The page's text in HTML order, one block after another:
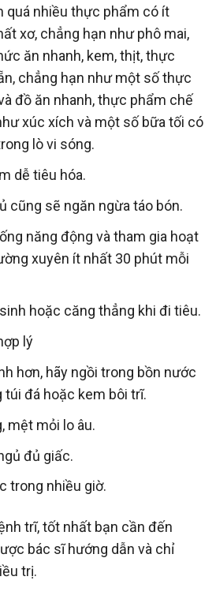
quá nhiều thực phẩm có ít
xơ, chẳng hạn như phô mai,
ăn nhanh, kem, thịt, thực
chẳng hạn như một số thực
đồ ăn nhanh, thực phẩm chế
xúc xích và một số bữa tối có
lò vi sóng.
dễ tiêu hóa.
cũng sẽ ngăn ngừa táo bón.
năng động và tham gia hoạt
xuyên ít nhất 30 phút mỗi
hoặc căng thẳng khi đi tiêu.
lý
hơn, hãy ngồi trong bồn nước
đá hoặc kem bôi trĩ.
mệt mỏi lo âu.
đủ giấc.
trong nhiều giờ.
trĩ, tốt nhất bạn cần đến
bác sĩ hướng dẫn và chỉ
trị.